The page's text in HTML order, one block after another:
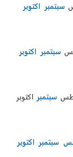
سبتمبر اكتوبر
سبتمبر اكتوبر
سبتمبر اكتوبر
سبتمبر اكتوبر